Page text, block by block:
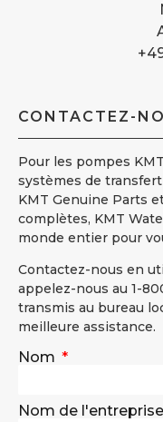
CONTACTEZ-
Pour les pompes
systèmes de transfert
KMT Genuine Parts
complètes, KMT
monde entier pour
Contactez-nous en
appelez-nous au 1-
transmis au bureau
meilleure assistance.
Nom
Nom de l'entreprise